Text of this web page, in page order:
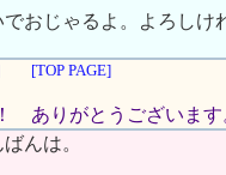
おじゃるよ。よろしけ
[TOP PAGE]
ありがとうございます
んは。